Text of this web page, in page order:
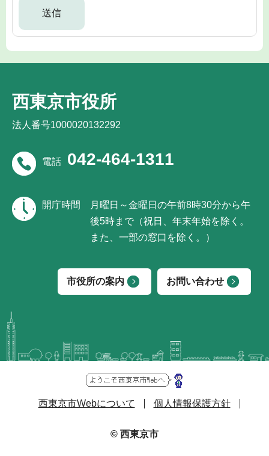
西東京市役所
法人番号1000020132292
電話 042-464-1311
開庁時間
月曜日～金曜日の午前8時30分から午
後5時まで（祝日、年末年始を除く。
また、一部の窓口を除く。）
市役所の案内 お問い合わせ
西東京市Webについて 個人情報保護方針
© 西東京市